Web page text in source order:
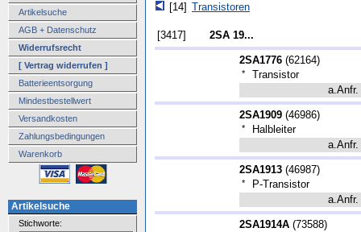
Artikelsuche
AGB + Datenschutz
Widerrufsrecht
[ Vertrag widerrufen ]
Batterieentsorgung
Mindestbestellwert
Versandkosten
Zahlungsbedingungen
Warenkorb
Artikelsuche
Stichworte:
[14] Transistoren
[3417] 2SA 19...
2SA1776 (62164)
*
Transistor
a.Anfr.
2SA1909 (46986)
*
Halbleiter
a.Anfr.
2SA1913 (46987)
*
P-Transistor
a.Anfr.
2SA1914A (73588)